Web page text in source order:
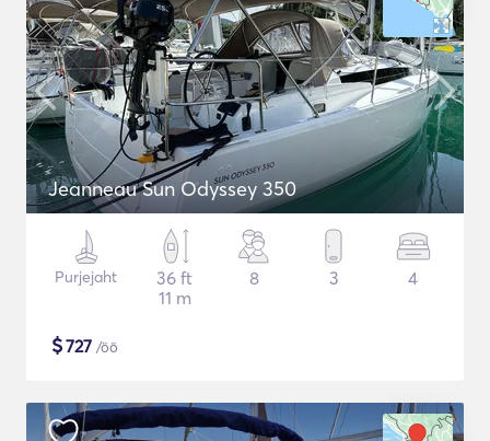
Jeanneau Sun Odyssey 350
Purjejaht
36 ft
11 m
8 3 4
$727 /öö